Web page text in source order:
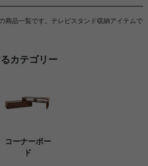
商品一覧です。テレビスタンド収納アイテムで
カテゴリー
コーナーボー
ド